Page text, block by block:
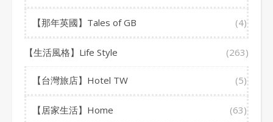
【那年英國】Tales of GB (4)
【生活風格】Life Style (263)
【台灣旅店】Hotel TW (5)
【居家生活】Home (63)